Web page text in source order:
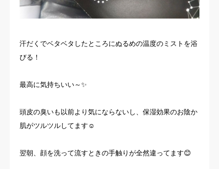
汗だくでベタベタしたところにぬるめの温度のミストを浴
びる！
最高に気持ちいい～✨
頭皮の臭いも以前より気にならないし、保湿効果のお陰か
肌がツルツルしてます☺️
翌朝、顔を洗って流すときの手触りが全然違ってます😊